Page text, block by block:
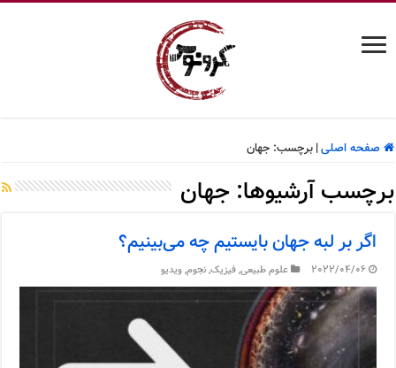
صفحه اصلی| برچسب:جهان
برچسب آرشیوها:جهان
اگر بر لبه جهان بایستیم چه می‌بینیم؟
2022/04/06 علوم طبیعی,فیزیک,نجوم,ویدیو